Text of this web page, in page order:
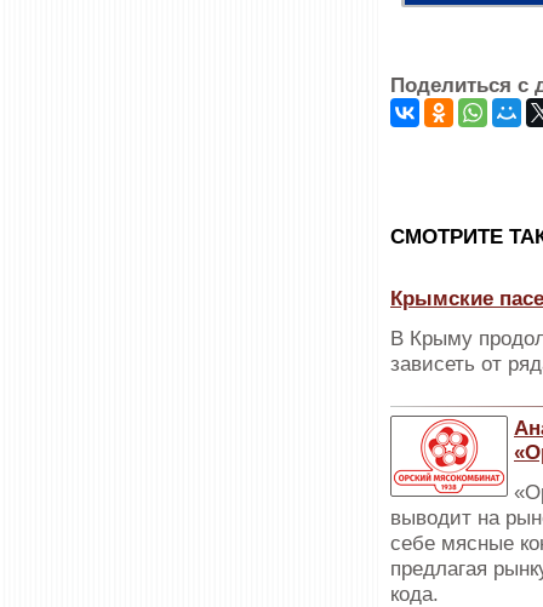
Поделиться с
CМОТРИТЕ
Крымские
В Крыму
зависеть от
выводит на
себе мясные
предлагая
кода.